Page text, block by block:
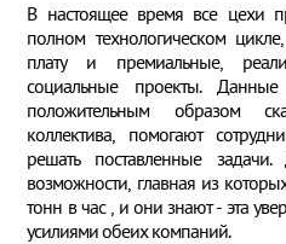
В настоящее время все цехи
полном технологическом
плату и премиальные,
социальные проекты.
положительным образом
коллектива, помогают
решать поставленные
возможности, главная из
тонн в час , и они знают - эта
усилиями обеих компаний.